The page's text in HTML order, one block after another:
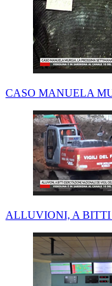
CASO MANUELA
ALLUVIONI, A BITTI